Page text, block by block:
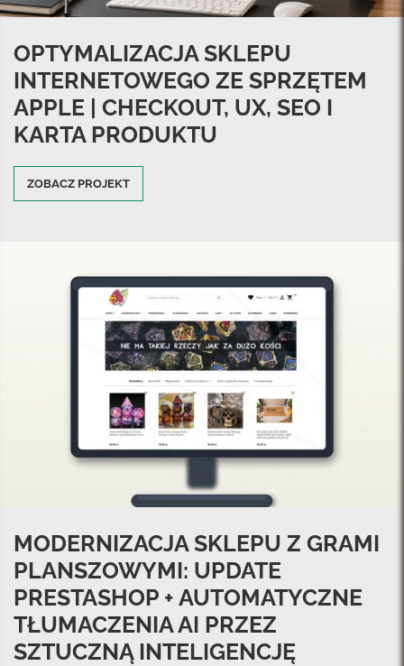
OPTYMALIZACJA SKLEPU
INTERNETOWEGO ZE SPRZĘTEM
APPLE | CHECKOUT, UX, SEO I
KARTA PRODUKTU
ZOBACZ PROJEKT
MODERNIZACJA SKLEPU Z GRAMI
PLANSZOWYMI: UPDATE
PRESTASHOP + AUTOMATYCZNE
TŁUMACZENIA AI PRZEZ
SZTUCZNĄ INTELIGENCJĘ